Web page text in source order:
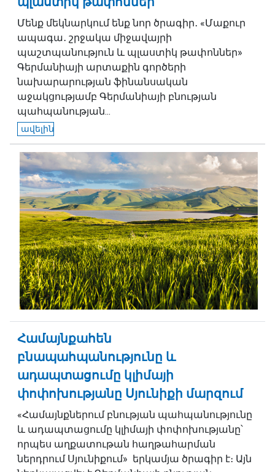
Մենք մեկնարկում ենք նոր ծրագիր․ «Մաքուր
ապագա․ շրջակա միջավայրի
պաշտպանություն և պլաստիկ թափոններ»
Գերմանիայի արտաքին գործերի
նախարարության ֆինանսական
աջակցությամբ Գերմանիայի բնության
պահպանության...
ավելին
Համայնքահեն
բնապահպանությունը և
ադապտացումը կլիմայի
փոփոխությանը Սյունիքի մարզում
«Համայնքներում բնության պահպանությունը
և ադապտացումը կլիմայի փոփոխությանը՝
որպես աղքատութան հաղթահարման
ներդրում Սյունիքում» երկամյա ծրագիր է։ Այն